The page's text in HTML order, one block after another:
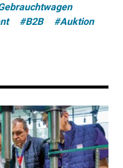
#B2B
#Auktion